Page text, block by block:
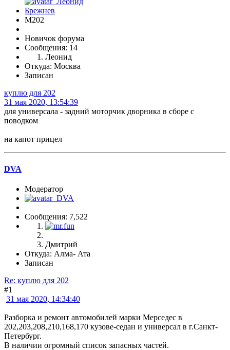
М202
Новичок форума
Сообщения: 14
Леонид
Откуда: Москва
Записан
куплю для 202
31 мая 2020, 13:54:39
для универсала - задний моторчик дворника в сборе с
поводком
на капот прицел
DVA
Модератор
Сообщения: 7,522
Дмитрий
Откуда: Алма- Ата
Записан
Re: куплю для 202
#1
31 мая 2020, 14:34:40
Разборка и ремонт автомобилей марки Мерседес в
202,203,208,210,168,170 кузове-седан и универсал в г.Санкт-
Петербург.
В наличии огромный список запасных частей.